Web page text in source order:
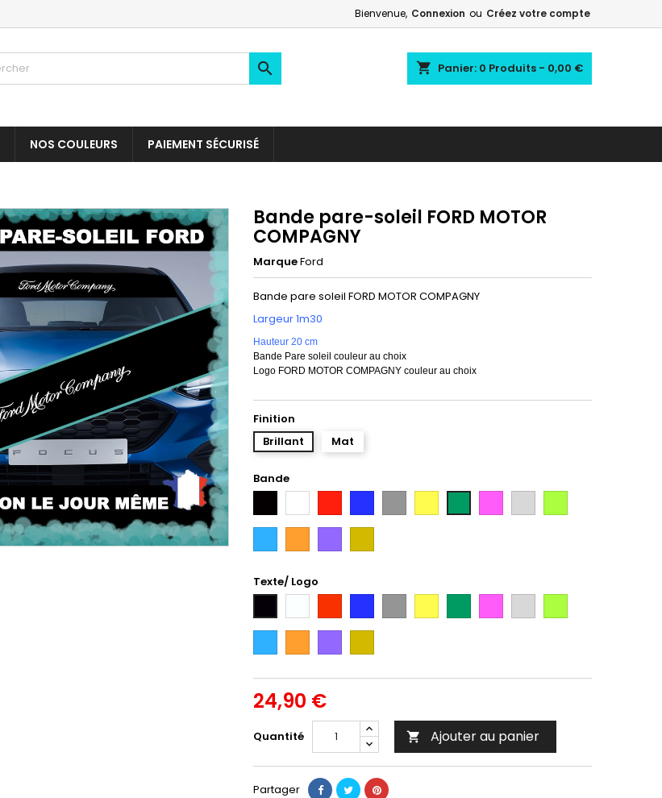
Bienvenue, Connexion ou Créez votre compte
shopping_cart Panier: 0 Produits - 0,00 €

NOS COULEURS PAIEMENT SÉCURISÉ
Bande pare-soleil FORD MOTOR
COMPAGNY
MarqueFord
Bande pare soleil FORD MOTOR COMPAGNY
Largeur 1m30
Hauteur 20 cm
Bande Pare soleil couleur au choix
Logo FORD MOTOR COMPAGNY couleur au choix
Finition
Brillant
Mat
Bande
ArgentCitron
Intense
Texte/ Logo
ArgentCitron
Intense
24,90 €
Quantité  Ajouter au panier
Partager